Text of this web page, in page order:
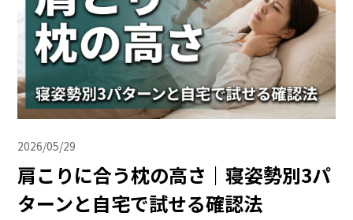
2026/05/29
肩こりに合う枕の高さ｜寝姿勢別3パ
ターンと自宅で試せる確認法